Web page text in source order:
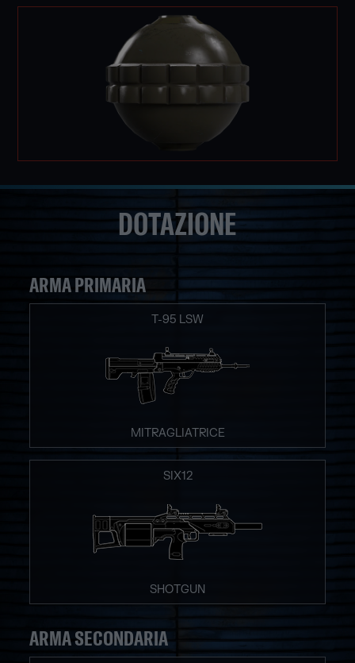
DOTAZIONE
ARMA PRIMARIA
T-95 LSW
MITRAGLIATRICE
SIX12
SHOTGUN
ARMA SECONDARIA